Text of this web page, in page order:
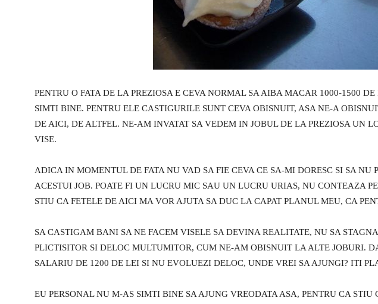
PENTRU O FATA DE LA PREZIOSA E CEVA NORMAL SA AIBA MACAR 1000-1500
SIMTI BINE. PENTRU ELE CASTIGURILE SUNT CEVA OBISNUIT, ASA NE-A
DE AICI, DE ALTFEL. NE-AM INVATAT SA VEDEM IN JOBUL DE LA PREZIOSA UN
VISE.
ADICA IN MOMENTUL DE FATA NU VAD SA FIE CEVA CE SA-MI DORESC SI SA NU
ACESTUI JOB. POATE FI UN LUCRU MIC SAU UN LUCRU URIAS, NU CONTEAZA
STIU CA FETELE DE AICI MA VOR AJUTA SA DUC LA CAPAT PLANUL MEU, CA
SA CASTIGAM BANI SA NE FACEM VISELE SA DEVINA REALITATE, NU SA
PLICTISITOR SI DELOC MULTUMITOR, CUM NE-AM OBISNUIT LA ALTE JOBURI.
SALARIU DE 1200 DE LEI SI NU EVOLUEZI DELOC, UNDE VREI SA AJUNGI? ITI
EU PERSONAL NU M-AS SIMTI BINE SA AJUNG VREODATA ASA, PENTRU CA